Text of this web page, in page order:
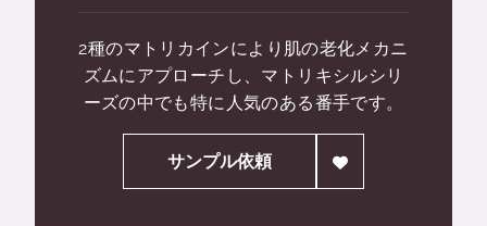
2種のマトリカインにより肌の老化メカニ
ズムにアプローチし、マトリキシルシリ
ーズの中でも特に人気のある番手です。
サンプル依頼